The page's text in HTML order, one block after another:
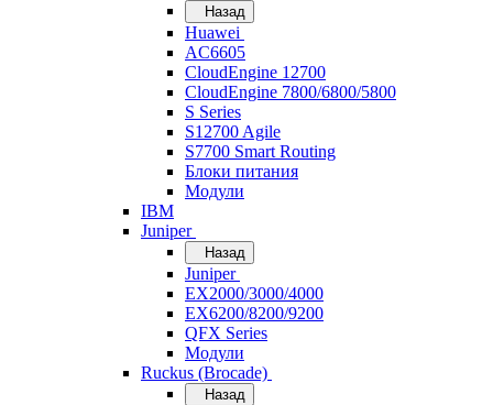
Назад
Huawei
AC6605
CloudEngine 12700
CloudEngine 7800/6800/5800
S Series
S12700 Agile
S7700 Smart Routing
Блоки питания
Модули
IBM
Juniper
Назад
Juniper
EX2000/3000/4000
EX6200/8200/9200
QFX Series
Модули
Ruckus (Brocade)
Назад